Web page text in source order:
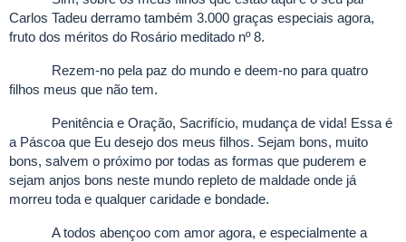
Carlos Tadeu derramo também 3.000 graças especiais agora,
fruto dos méritos do Rosário meditado nº 8.
Rezem-no pela paz do mundo e deem-no para quatro
filhos meus que não tem.
Penitência e Oração, Sacrifício, mudança de vida! Essa é
a Páscoa que Eu desejo dos meus filhos. Sejam bons, muito
bons, salvem o próximo por todas as formas que puderem e
sejam anjos bons neste mundo repleto de maldade onde já
morreu toda e qualquer caridade e bondade.
A todos abençoo com amor agora, e especialmente a